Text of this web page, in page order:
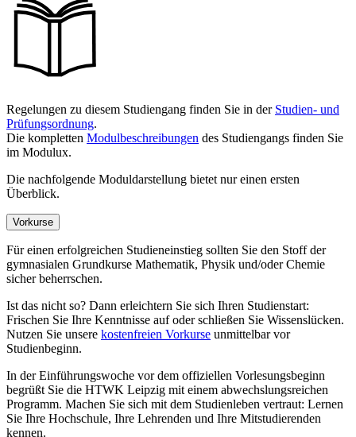
Regelungen zu diesem Studiengang finden Sie in der Studien- und
Prüfungsordnung.
Die kompletten Modulbeschreibungen des Studiengangs finden Sie
im Modulux.
Die nachfolgende Moduldarstellung bietet nur einen ersten
Überblick.
Vorkurse
Für einen erfolgreichen Studieneinstieg sollten Sie den Stoff der
gymnasialen Grundkurse Mathematik, Physik und/oder Chemie
sicher beherrschen.
Ist das nicht so? Dann erleichtern Sie sich Ihren Studienstart:
Frischen Sie Ihre Kenntnisse auf oder schließen Sie Wissenslücken.
Nutzen Sie unsere kostenfreien Vorkurse unmittelbar vor
Studienbeginn.
In der Einführungswoche vor dem offiziellen Vorlesungsbeginn
begrüßt Sie die HTWK Leipzig mit einem abwechslungsreichen
Programm. Machen Sie sich mit dem Studienleben vertraut: Lernen
Sie Ihre Hochschule, Ihre Lehrenden und Ihre Mitstudierenden
kennen.